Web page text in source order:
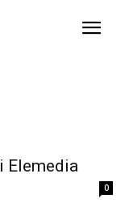
Elemedia
0